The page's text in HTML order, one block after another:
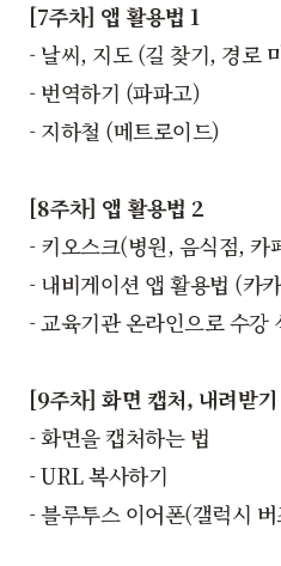
[7주차] 앱 활용법 1
- 날씨, 지도 (길 찾기, 경로
- 번역하기 (파파고)
- 지하철 (메트로이드)
[8주차] 앱 활용법 2
- 키오스크(병원, 음식점, 카
- 내비게이션 앱 활용법 (카
- 교육기관 온라인으로 수강
[9주차] 화면 캡처, 내려받기
- 화면을 캡처하는 법
- URL 복사하기
- 블루투스 이어폰(갤럭시